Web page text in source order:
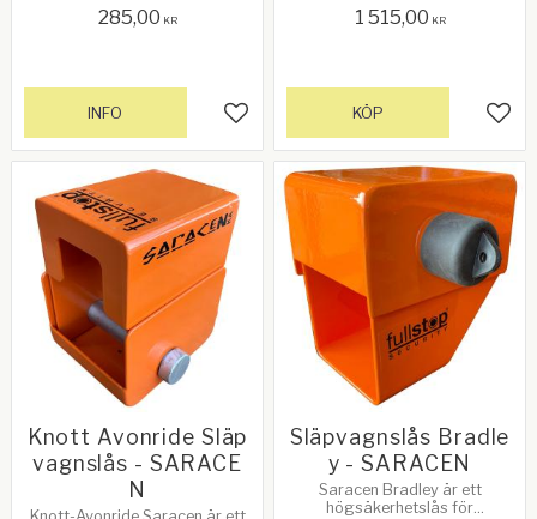
Insidesmått på bågen: 98mm.
285,00 KR
Lägg till i favoriter
INFO
1 515,00 KR
KÖP
Knott Avonride Släp
vagnslås - SARACE
N
Släpvagnslås Bradle
y - SARACEN
Saracen Bradley är ett
högsäkerhetslås för